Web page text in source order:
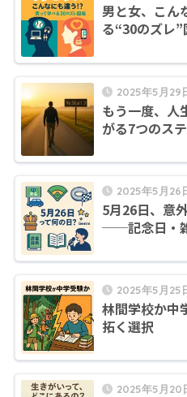
男と女、こん
る“30のズレ”
2025年5月29
もう一度、人
がる7つのス
2025年5月26
5月26日、意
──記念日・
2025年5月25
林間学校か中
拓く選択
2025年5月20